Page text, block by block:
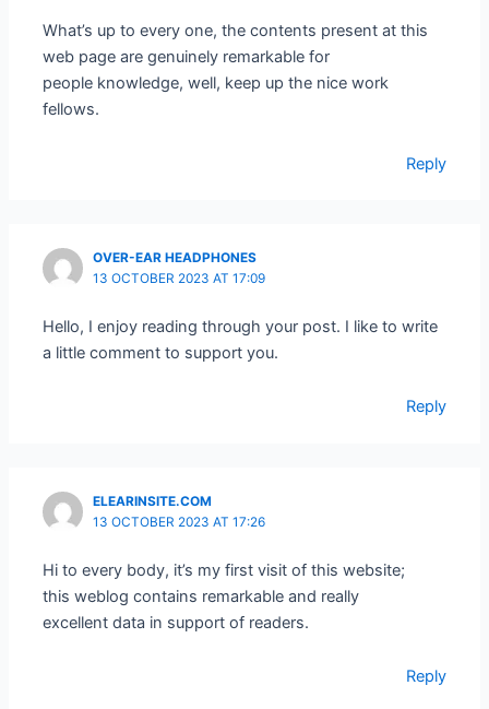
What’s up to every one, the contents present at this
web page are genuinely remarkable for
people knowledge, well, keep up the nice work
fellows.
Reply
OVER-EAR HEADPHONES
13 OCTOBER 2023 AT 17:09
Hello, I enjoy reading through your post. I like to write
a little comment to support you.
Reply
ELEARINSITE.COM
13 OCTOBER 2023 AT 17:26
Hi to every body, it’s my first visit of this website;
this weblog contains remarkable and really
excellent data in support of readers.
Reply